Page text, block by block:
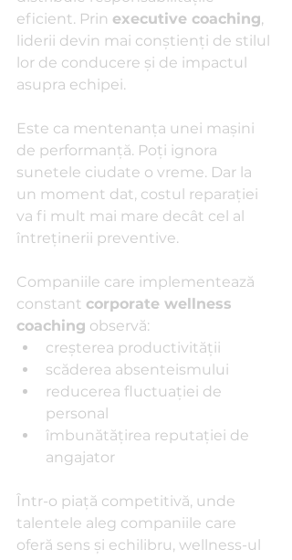
eficient. Prin executive coaching,
liderii devin mai conștienți de stilul
lor de conducere și de impactul
asupra echipei.
Este ca mentenanța unei mașini
de performanță. Poți ignora
sunetele ciudate o vreme. Dar la
un moment dat, costul reparației
va fi mult mai mare decât cel al
întreținerii preventive.
Companiile care implementează
constant corporate wellness
coaching observă:
creșterea productivității
scăderea absenteismului
reducerea fluctuației de
personal
îmbunătățirea reputației de
angajator
Într-o piață competitivă, unde
talentele aleg companiile care
oferă sens și echilibru, wellness-ul